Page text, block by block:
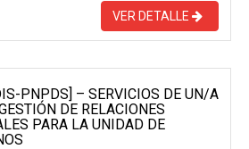
VER DETALLE
PNPDS] – SERVICIOS DE UN/A
DE RELACIONES
PARA LA UNIDAD DE